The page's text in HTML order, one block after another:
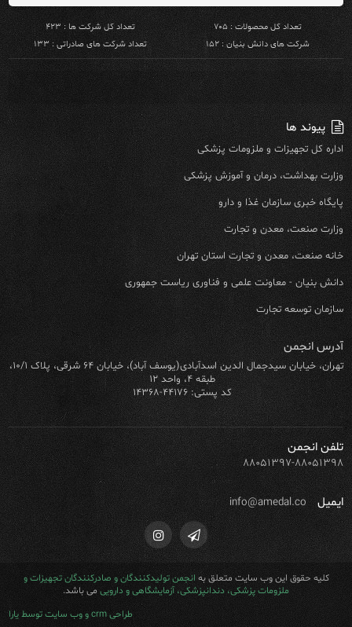
تعداد کل محصولات : ۷۰۵
تعداد کل شرکت ها : ۴۲۳
شرکت های دانش بنیان : ۱۵۲
تعداد شرکت های صادراتی : ۱۳۳
پیوند ها
اداره کل تجهیزات و ملزومات پزشکی
وزارت بهداشت، درمان و آموزش پزشکی
پایگاه خبری سازمان غذا و دارو
وزارت صنعت، معدن و تجارت
خانه صنعت، معدن و تجارت استان تهران
دانش بنیان - معاونت علمی و فناوری ریاست جمهوری
سازمان توسعه تجارت
آدرس انجمن
تهران، خیابان سیدجمال الدین اسدآبادی(یوسف آباد)، خیابان ۶۴ شرقی، پلاک ۱۰/۱،
طبقه ۴، واحد ۱۲
کد پستی: ۴۴۱۷۶-۱۴۳۶۸
تلفن انجمن
۸۸۰۵۱۳۹۷-۸۸۰۵۱۳۹۸
ایمیل info@amedal.co
کلیه حقوق این وب سایت متعلق بهانجمن تولیدکنندگان و صادرکنندگان تجهیزات و
ملزومات پزشکی، دندانپزشکی، آزمایشگاهی و دارویی می باشد.
طراحی crm و وب سایت توسط یارا